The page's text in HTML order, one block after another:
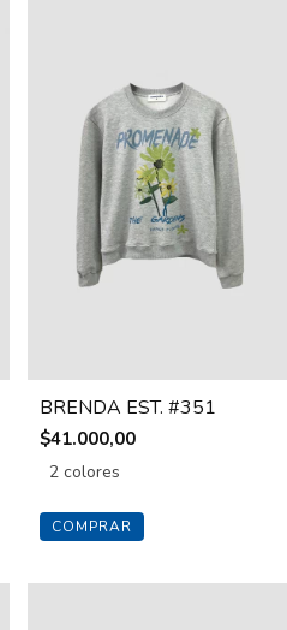
BRENDA EST. #351
$41.000,00
2 colores
COMPRAR